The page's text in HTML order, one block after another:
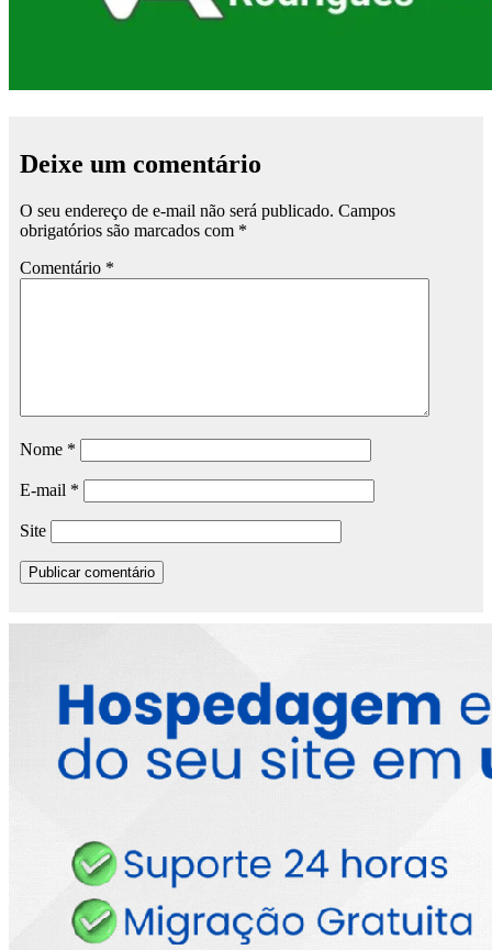
Deixe um comentário
O seu endereço de e-mail não será publicado. Campos
obrigatórios são marcados com *
Comentário *
Nome *
E-mail *
Site